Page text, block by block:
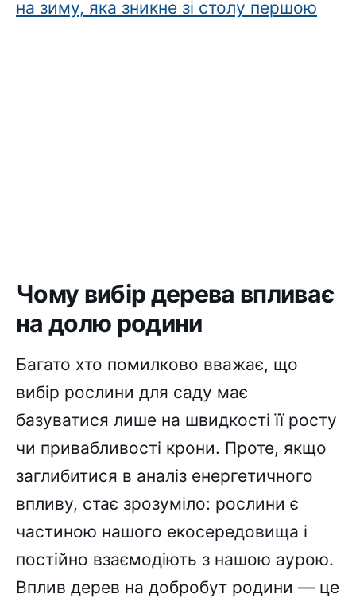
на зиму, яка зникне зі столу першою
Чому вибір дерева впливає
на долю родини
Багато хто помилково вважає, що
вибір рослини для саду має
базуватися лише на швидкості її росту
чи привабливості крони. Проте, якщо
заглибитися в аналіз енергетичного
впливу, стає зрозуміло: рослини є
частиною нашого екосередовища і
постійно взаємодіють з нашою аурою.
Вплив дерев на добробут родини — це